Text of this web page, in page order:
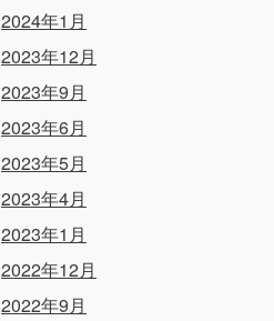
2024年1月
2023年12月
2023年9月
2023年6月
2023年5月
2023年4月
2023年1月
2022年12月
2022年9月